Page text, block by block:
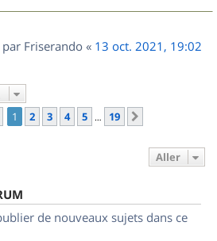
par Friserando « 13 oct. 2021, 19:02
Page 1sur
1 2 3 4 5 … 19
Aller
de nouveaux sujets dans ce